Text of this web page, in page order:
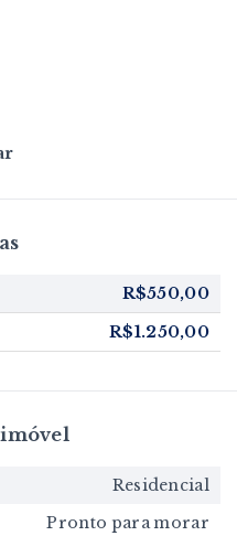
R$550,00
R$1.250,00
Residencial
Pronto para morar